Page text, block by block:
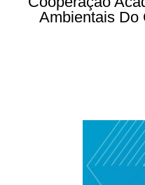
Ambientais Do